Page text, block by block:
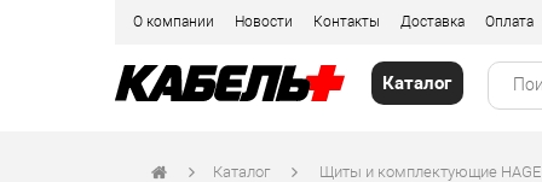
О компании Новости Контакты Доставка Оплата
Каталог
Каталог Щиты и комплектующие